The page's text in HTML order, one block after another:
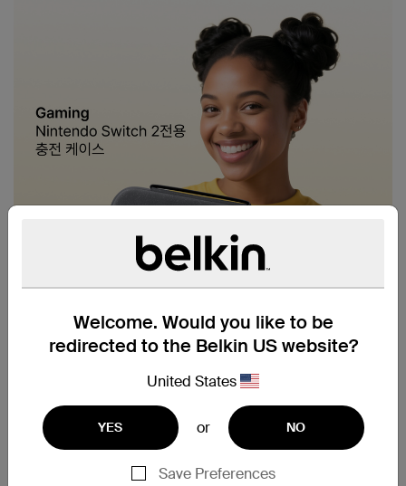
Welcome. Would you like to be
redirected to the Belkin US website?
United States
YES or NO
Save Preferences